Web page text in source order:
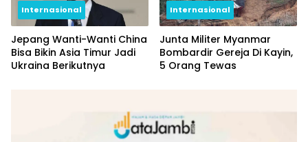
Internasional
Jepang Wanti-Wanti China
Bisa Bikin Asia Timur Jadi
Ukraina Berikutnya
Internasional
Junta Militer Myanmar
Bombardir Gereja Di Kayin,
5 Orang Tewas